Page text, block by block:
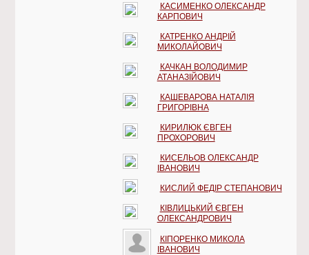
КАСИМЕНКО ОЛЕКСАНДР
КАРПОВИЧ
КАТРЕНКО АНДРІЙ
МИКОЛАЙОВИЧ
КАЧКАН ВОЛОДИМИР
АТАНАЗІЙОВИЧ
КАШЕВАРОВА НАТАЛІЯ
ГРИГОРІВНА
КИРИЛЮК ЄВГЕН
ПРОХОРОВИЧ
КИСЕЛЬОВ ОЛЕКСАНДР
ІВАНОВИЧ
КИСЛИЙ ФЕДІР СТЕПАНОВИЧ
КІВЛИЦЬКИЙ ЄВГЕН
ОЛЕКСАНДРОВИЧ
КІПОРЕНКО МИКОЛА
ІВАНОВИЧ